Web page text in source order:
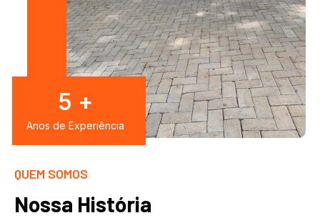
QUEM SOMOS
Nossa História
7 +
Anos de Experiência